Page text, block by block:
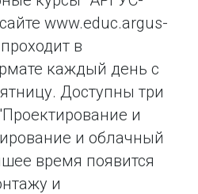
www.educ.argus-
в
каждый день с
Доступны три
и
и облачный
время появится
и